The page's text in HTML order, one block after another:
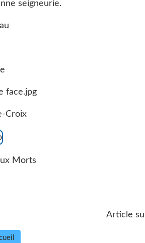
Croix
Morts
Article